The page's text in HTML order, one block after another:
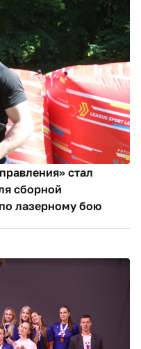
стал
сборной
лазерному бою